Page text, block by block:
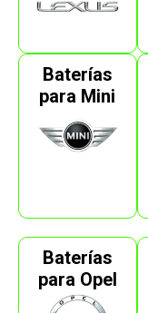
Baterías
para Mini
Baterías
para Opel